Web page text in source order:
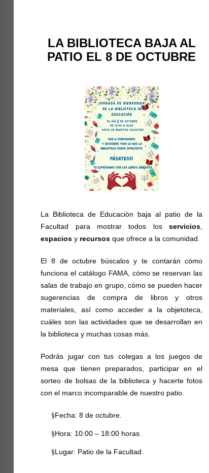
LA BIBLIOTECA BAJA AL
PATIO EL 8 DE OCTUBRE
La Biblioteca de Educación baja al patio de la
Facultad para mostrar todos losservicios
espacios y recursos que ofrece a la comunidad.
El 8 de octubre búscalos y te contarán cómo
funciona el catálogo FAMA, cómo se reservan las
salas de trabajo en grupo, cómo se pueden hacer
sugerencias de compra de libros y otros
materiales, así como acceder a laobjetoteca
cuáles son las actividades que se desarrollan en
la biblioteca y muchas cosas más.
Podrás jugar con tus colegas a los juegos de
mesa que tienen preparados, participar en el
sorteo de bolsas de la biblioteca y hacerte fotos
con el marco incomparable de nuestro patio.
§Fecha: 8 de octubre.
§Hora: 10:00 – 18:00 horas.
§Lugar: Patio de la Facultad.